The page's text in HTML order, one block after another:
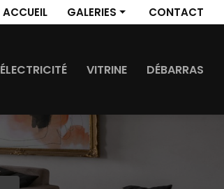
ACCUEIL
GALERIES
Travaux de finition
Débarras
CONTACT
ÉLECTRICITÉ VITRINE DÉBARRAS